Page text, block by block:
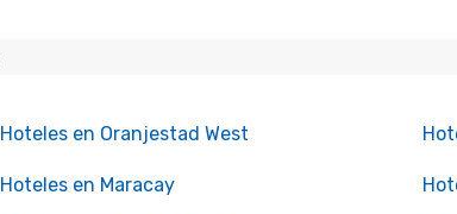
Hoteles en Oranjestad West
Hoteles en Maracay